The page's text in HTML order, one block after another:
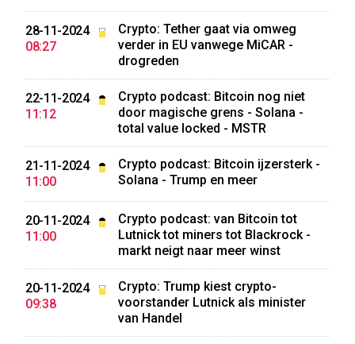
28-11-2024
08:27
Crypto: Tether gaat via omweg
verder in EU vanwege MiCAR -
drogreden
22-11-2024
11:12
Crypto podcast: Bitcoin nog niet
door magische grens - Solana -
total value locked - MSTR
21-11-2024
11:00
Crypto podcast: Bitcoin ijzersterk -
Solana - Trump en meer
20-11-2024
11:00
Crypto podcast: van Bitcoin tot
Lutnick tot miners tot Blackrock -
markt neigt naar meer winst
20-11-2024
09:38
Crypto: Trump kiest crypto-
voorstander Lutnick als minister
van Handel